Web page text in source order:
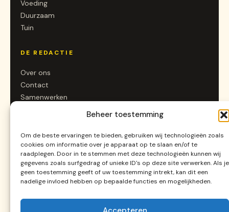
Beheer toestemming
Om de beste ervaringen te bieden, gebruiken wij technologieën zoals
cookies om informatie over je apparaat op te slaan en/of te
raadplegen. Door in te stemmen met deze technologieën kunnen wij
gegevens zoals surfgedrag of unieke ID's op deze site verwerken. Als je
geen toestemming geeft of uw toestemming intrekt, kan dit een
nadelige invloed hebben op bepaalde functies en mogelijkheden.
Voeding
Duurzaam
Tuin
DE REDACTIE
Over ons
Contact
Samenwerken
Instagram
LinkedIn
Pinterest
RSS